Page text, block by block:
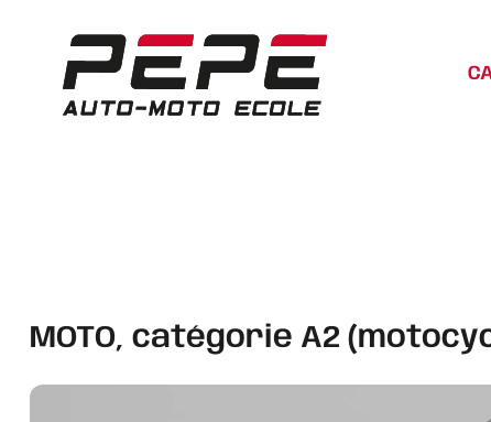
MOTO, catégorie A2